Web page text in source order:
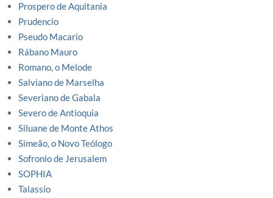
Prospero de Aquitania
Prudencio
Pseudo Macario
Rábano Mauro
Romano, o Melode
Salviano de Marselha
Severiano de Gabala
Severo de Antioquia
Siluane de Monte Athos
Simeão, o Novo Teólogo
Sofronio de Jerusalem
SOPHIA
Talassio